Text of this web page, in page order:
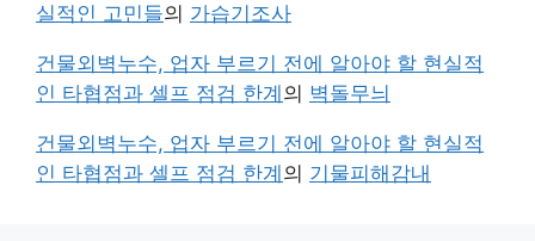
실적인 고민들의 가습기조사
건물외벽누수, 업자 부르기 전에 알아야 할 현실적
인 타협점과 셀프 점검 한계 의 벽돌무늬
건물외벽누수, 업자 부르기 전에 알아야 할 현실적
인 타협점과 셀프 점검 한계 의 기물피해감내